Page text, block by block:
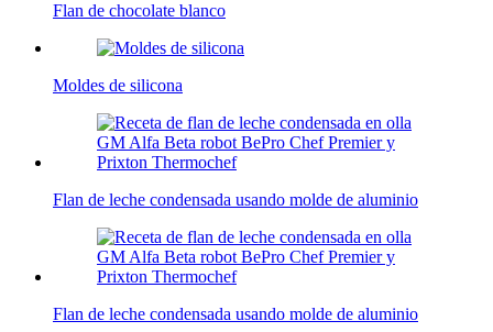
Flan de chocolate blanco
Moldes de silicona
Flan de leche condensada usando molde de aluminio
Flan de leche condensada usando molde de aluminio